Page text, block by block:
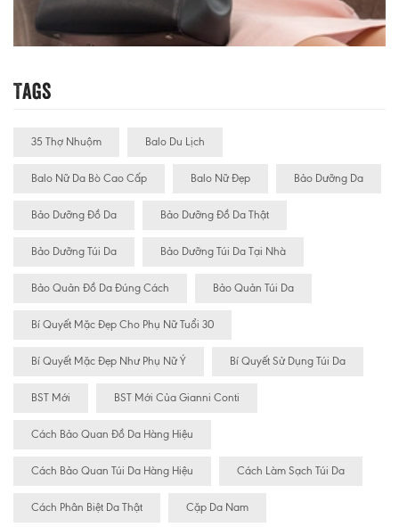
Tags
35 Thợ Nhuộm Balo Du Lịch
Balo Nữ Da Bò Cao Cấp Balo Nữ Đẹp Bảo Dưỡng Da
Bảo Dưỡng Đồ Da Bảo Dưỡng Đồ Da Thật
Bảo Dưỡng Túi Da Bảo Dưỡng Túi Da Tại Nhà
Bảo Quản Đồ Da Đúng Cách Bảo Quản Túi Da
Bí Quyết Mặc Đẹp Cho Phụ Nữ Tuổi 30
Bí Quyết Mặc Đẹp Như Phụ Nữ Ý Bí Quyết Sử Dụng Túi Da
BST Mới BST Mới Của Gianni Conti
Cách Bảo Quan Đồ Da Hàng Hiệu
Cách Bảo Quan Túi Da Hàng Hiệu Cách Làm Sạch Túi Da
Cách Phân Biệt Da Thật Cặp Da Nam